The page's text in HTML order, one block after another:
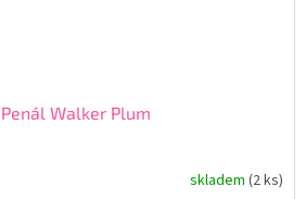
Penál Walker Plum
skladem (2 ks)